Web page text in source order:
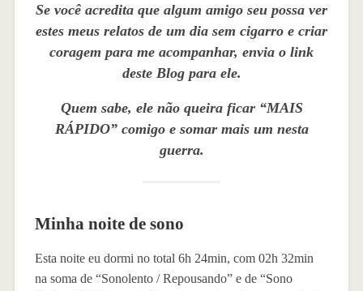
Se você acredita que algum amigo seu possa ver
estes meus relatos de um dia sem cigarro e criar
coragem para me acompanhar, envia o link
deste Blog para ele.
Quem sabe, ele não queira ficar “MAIS
RÁPIDO” comigo e somar mais um nesta
guerra.
Minha noite de sono
Esta noite eu dormi no total 6h 24min, com 02h 32min
na soma de “Sonolento / Repousando” e de “Sono